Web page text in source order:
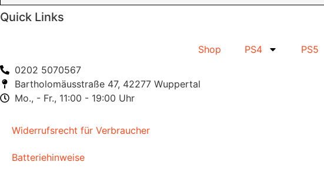
Quick Links
Shop PS4 PS5
0202 5070567
Bartholomäusstraße 47, 42277 Wuppertal
Mo., - Fr., 11:00 - 19:00 Uhr
Widerrufsrecht für Verbraucher
Batteriehinweise